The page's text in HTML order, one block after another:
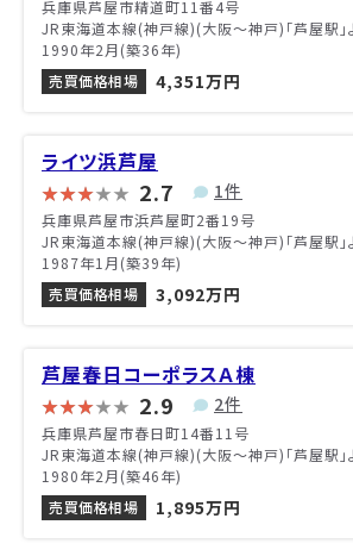
兵庫県芦屋市精道町11番4号
JR東海道本線(神戸線)(大阪～神戸)「芦屋駅」
1990年2月(築36年)
売買価格相場
4,351万円
ライツ浜芦屋
2.7 1件
兵庫県芦屋市浜芦屋町2番19号
JR東海道本線(神戸線)(大阪～神戸)「芦屋駅」
1987年1月(築39年)
売買価格相場
3,092万円
芦屋春日コーポラスＡ棟
2.9 2件
兵庫県芦屋市春日町14番11号
JR東海道本線(神戸線)(大阪～神戸)「芦屋駅」
1980年2月(築46年)
売買価格相場
1,895万円